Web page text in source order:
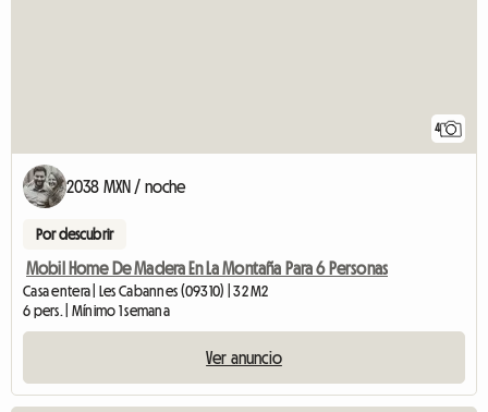
4
2038 MXN / noche
Por descubrir
Mobil Home De Madera En La Montaña Para 6 Personas
Casa entera | Les Cabannes (09310) | 32 M2
6 pers. | Mínimo 1 semana
Ver anuncio